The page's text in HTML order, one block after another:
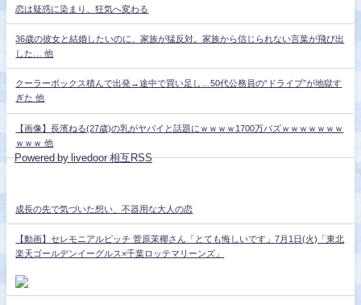
恋は疑惑に染まり、狂気へ変わる
36歳の彼女と結婚したいのに、家族が猛反対。家族から信じられない言葉が飛び出
した… 他
クーラーボックス積んで出発→途中で買い足し…50代公務員の“ドライブ”が地獄す
ぎた 他
【画像】長濱ねる(27歳)の乳がヤバイと話題にｗｗｗｗ1700万バズｗｗｗｗｗｗｗ
ｗｗｗ 他
Powered by livedoor 相互RSS
成長の先で気づいた想い、不器用な大人の恋
【動画】セレモニアルピッチ 菅原茉椰さん「とても悔しいです」7月1日(火)「東北
楽天ゴールデンイーグルス×千葉ロッテマリーンズ」